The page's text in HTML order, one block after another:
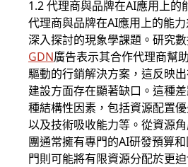
1.2 代理商與品牌在AI應用上的
代理商與品牌在AI應用上的能
深入探討的現象學課題。研究
GDN廣告表示其合作代理商幫
驅動的行銷解決方案，這反映
建設方面存在顯著缺口。這種
種結構性因素，包括資源配置
以及技術吸收能力等。從資源
團通常擁有專門的AI研發預算
門則可能將有限資源分配於更